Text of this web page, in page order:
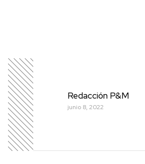
Redacción P&M
junio 8, 2022